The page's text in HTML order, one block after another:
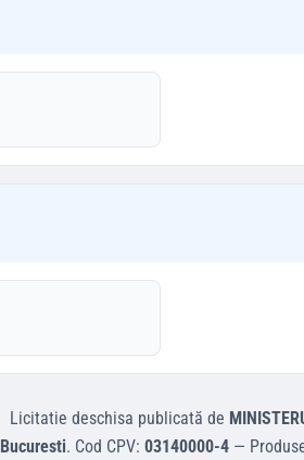
Licitatie deschisa publicată de
Bucuresti. Cod CPV: 03140000-4—